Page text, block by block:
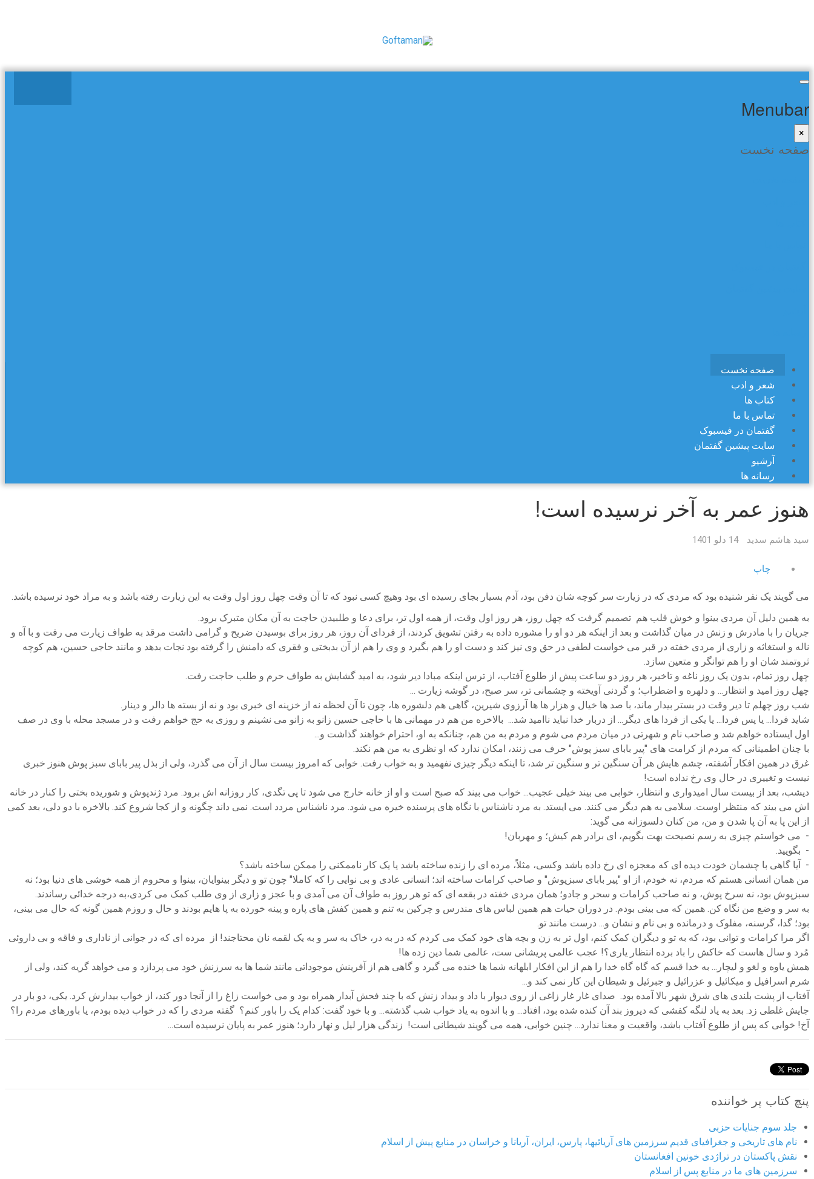
Menubar
×
صفحه نخست
صفحه نخست
شعر و ادب
کتاب ها
تماس با ما
گفتمان در فیسبوک
سایت پیشین گفتمان
آرشیو
رسانه ها
هنوز عمر به آخر نرسیده است!
سید هاشم سدید 14 دلو 1401
چاپ
می گویند یک نفر شنیده بود که مردی که در زیارت سر کوچه شان دفن بود، آدم بسیار بجای رسیده ای بود وهیچ کسی نبود که تا آن وقت چهل روز اول وقت به این زیارت رفته باشد و به مراد خود نرسیده باشد.
به همین دلیل آن مردی بینوا و خوش قلب هم تصمیم گرفت که چهل روز، هر روز اول وقت، از همه اول تر، برای دعا و طلبیدن حاجت به آن مکان متبرک برود.
جریان را با مادرش و زنش در میان گذاشت و بعد از اینکه هر دو او را مشوره داده به رفتن تشویق کردند، از فردای آن روز، هر روز برای بوسیدن ضریح و گرامی داشت مرقد به طواف زیارت می رفت و با آه و
ناله و استغاثه و زاری از مردی خفته در قبر می خواست لطفی در حق وی نیز کند و دست او را هم بگیرد و وی را هم از آن بدبختی و فقری که دامنش را گرفته بود نجات بدهد و مانند حاجی حسین، هم کوچه
ثروتمند شان او را هم توانگر و متعین سازد.
چهل روز تمام، بدون یک روز ناغه و تاخیر، هر روز دو ساعت پیش از طلوع آفتاب، از ترس اینکه مبادا دیر شود، به امید گشایش به طواف حرم و طلب حاجت رفت.
چهل روز امید و انتظار... و دلهره و اضطراب؛ و گردنی آویخته و چشمانی تر، سر صبح، در گوشه زیارت ...
شب روز چهلم تا دیر وقت در بستر بیدار ماند، با صد ها خیال و هزار ها ها آرزوی شیرین، گاهی هم دلشوره ها، چون تا آن لحظه نه از خزینه ای خبری بود و نه از بسته ها دالر و دینار.
شاید فردا... یا پس فردا... یا یکی از فردا های دیگر... از دربار خدا نباید ناامید شد... بالاخره من هم در مهمانی ها با حاجی حسین زانو به زانو می نشینم و روزی به حج خواهم رفت و در مسجد محله با وی در صف
اول ایستاده خواهم شد و صاحب نام و شهرتی در میان مردم می شوم و مردم به من هم، چنانکه به او، احترام خواهند گذاشت و...
با چنان اطمینانی که مردم از کرامت های "پیر بابای سبز پوش" حرف می زنند، امکان ندارد که او نظری به من هم نکند.
غرق در همین افکار آشفته، چشم هایش هر آن سنگین تر و سنگین تر شد، تا اینکه دیگر چیزی نفهمید و به خواب رفت. خوابی که امروز بیست سال از آن می گذرد، ولی از بذل پیر بابای سبز پوش هنوز خبری
نیست و تغییری در حال وی رخ نداده است!
دیشب، بعد از بیست سال امیدواری و انتظار، خوابی می بیند خیلی عجیب... خواب می بیند که صبح است و او از خانه خارج می شود تا پی تگدی، کار روزانه اش برود. مرد ژندپوش و شوریده بختی را کنار در خانه
اش می بیند که منتظر اوست. سلامی به هم دیگر می کنند. می ایستد. به مرد ناشناس با نگاه های پرسنده خیره می شود. مرد ناشناس مردد است. نمی داند چگونه و از کجا شروع کند. بالاخره با دو دلی، بعد کمی
از این پا به آن پا شدن و من، من کنان دلسوزانه می‌ گوید:
- می خواستم چیزی به رسم نصیحت بهت بگویم، ای برادر هم کیش؛ و مهربان!
- بگویید.
- آیا گاهی با چشمان خودت دیده ای که معجزه ای رخ داده باشد وکسی، مثلاً، مرده ای را زنده ساخته باشد یا یک کار ناممکنی را ممکن ساخته باشد؟
من همان انسانی هستم که مردم، نه خودم، از او "پیر بابای سبزپوش" و صاحب کرامات ساخته اند؛ انسانی عادی و بی نوایی را که کاملا" چون تو و دیگر بینوایان، بینوا و محروم از همه خوشی های دنیا بود؛ نه
سبزپوش بود، نه سرخ پوش، و نه صاحب کرامات و سحر و جادو؛ همان مردی خفته در بقعه ای که تو هر روز به طواف آن می آمدی و با عجز و زاری از وی طلب کمک می کردی،به درجه خدائی رساندند.
به سر و وضع من نگاه کن. همین که می بینی بودم. در دوران حیات هم همین لباس های مندرس و چرکین به تنم و همین کفش های پاره و پینه خورده به پا هایم بودند و حال و روزم همین گونه که حال می بینی،
بود؛ گدا، گرسنه، مفلوک و درمانده و بی نام و نشان و... درست مانند تو.
اگر مرا کرامات و توانی بود، که به تو و دیگران کمک کنم، اول تر به زن و بچه های خود کمک می کردم که در به در، خاک به سر و به یک لقمه نان محتاجند! از مرده ای که در جوانی از ناداری و فاقه و بی داروئی
مُرد و سال هاست که خاکش را باد برده انتظار یاری؟! عجب عالمی پریشانی ست، عالمی شما دین زده ها!
همش یاوه و لغو و لیچار... به خدا قسم که گاه گاه خدا را هم از این افکار ابلهانه شما ها خنده می گیرد و گاهی هم از آفرینش موجوداتی مانند شما ها به سرزنش خود می پردازد و می خواهد گریه کند، ولی از
شرم اسرافیل و میکائیل و عزرائیل و جبرئیل و شیطان این کار نمی کند و...
آفتاب از پشت بلندی های شرق شهر بالا آمده بود. صدای غار غار زاغی از روی دیوار با داد و بیداد زنش که با چند فحش آبدار همراه بود و می خواست زاغ را از آنجا دور کند، از خواب بیدارش کرد. یکی، دو بار در
جایش غلطی زد. بعد به یاد لنگه کفشی که دیروز بند آن کنده شده بود، افتاد... و با اندوه به یاد خواب شب گذشته... و با خود گفت: کدام یک را باور کنم؟ گفته مردی را که در خواب دیده بودم، یا باورهای مردم را؟
آخ! خوابی که پس از طلوع آفتاب باشد، واقعیت و معنا ندارد... چنین خوابی، همه می گویند شیطانی است! زندگی هزار لیل و نهار دارد؛ هنوز عمر به پایان نرسیده است...
پنچ کتاب پر خواننده
جلد سوم جنایات حزبی
نام های تاریخی و جغرافیای قدیم سرزمین های آریائیها، پارس، ایران، آریانا و خراسان در منابع پیش از اسلام
نقش پاکستان در تراژدی خونین افغانستان
سرزمین های ما در منابع پس از اسلام